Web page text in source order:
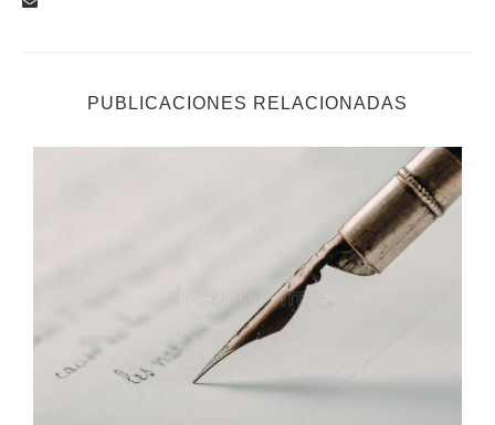
PUBLICACIONES RELACIONADAS